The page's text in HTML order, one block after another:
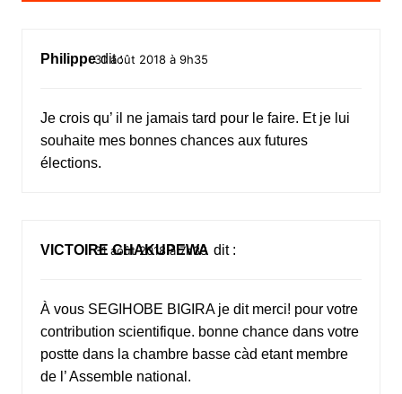
Philippe dit :
31 août 2018 à 9h35
Je crois qu’ il ne jamais tard pour le faire. Et je lui
souhaite mes bonnes chances aux futures
élections.
VICTOIRE CHAKUPEWA dit :
31 août 2018 à 7h33
À vous SEGIHOBE BIGIRA je dit merci! pour votre
contribution scientifique. bonne chance dans votre
postte dans la chambre basse càd etant membre
de l’ Assemble national.